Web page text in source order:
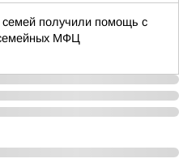
получили помощь с
МФЦ